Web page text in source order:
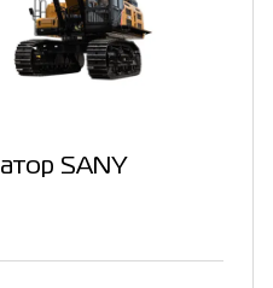
SANY